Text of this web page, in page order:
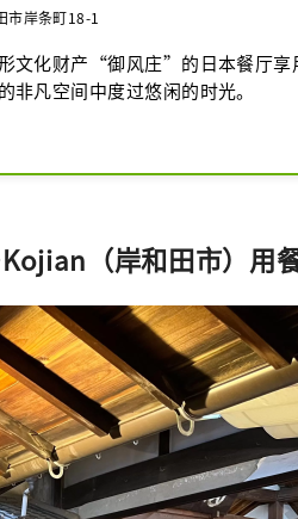
市岸条町18-1
文化财产“御风庄”的日本餐厅享
非凡空间中度过悠闲的时光。
（岸和田市）用